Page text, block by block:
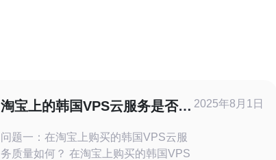
淘宝上的韩国VPS云服务是否值
问题一：在淘宝上购买的韩国VPS云服
务质量如何？ 在淘宝上购买的韩国VPS
2025年8月1日